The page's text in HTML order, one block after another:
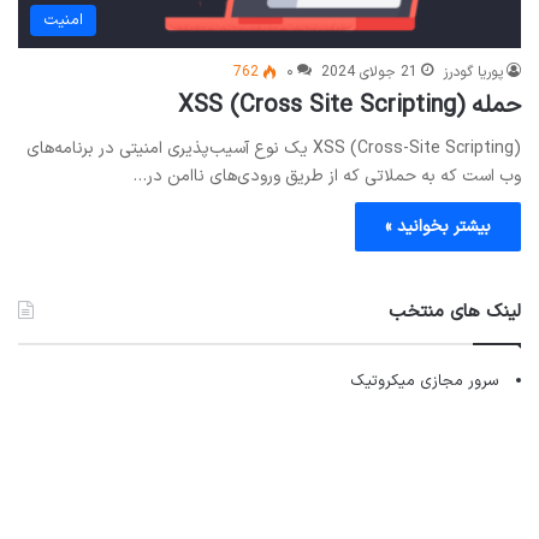
امنیت
پوریا گودرز 21 جولای 2024 ۰ 762
حمله XSS (Cross Site Scripting)
XSS (Cross-Site Scripting) یک نوع آسیب‌پذیری امنیتی در برنامه‌های
وب است که به حملاتی که از طریق ورودی‌های ناامن در…
بیشتر بخوانید »
لینک های منتخب
سرور مجازی میکروتیک